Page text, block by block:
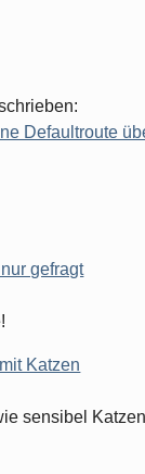
Defaultroute
gefragt
Katzen
sensibel